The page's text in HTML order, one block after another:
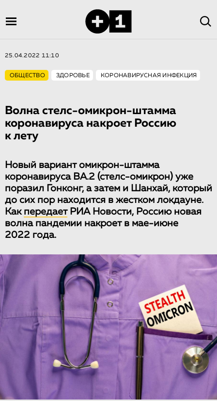
25.04.2022 11:10
ОБЩЕСТВО ЗДОРОВЬЕ КОРОНАВИРУСНАЯ ИНФЕКЦИЯ
Волна стелс-омикрон-штамма
коронавируса накроет Россию
к лету
Новый вариант омикрон-штамма
коронавируса ВА.2 (стелс-омикрон) уже
поразил Гонконг, а затем и Шанхай, который
до сих пор находится в жестком локдауне.
Как передаетРИА Новости, Россию новая
волна пандемии накроет в мае-июне
2022 года.